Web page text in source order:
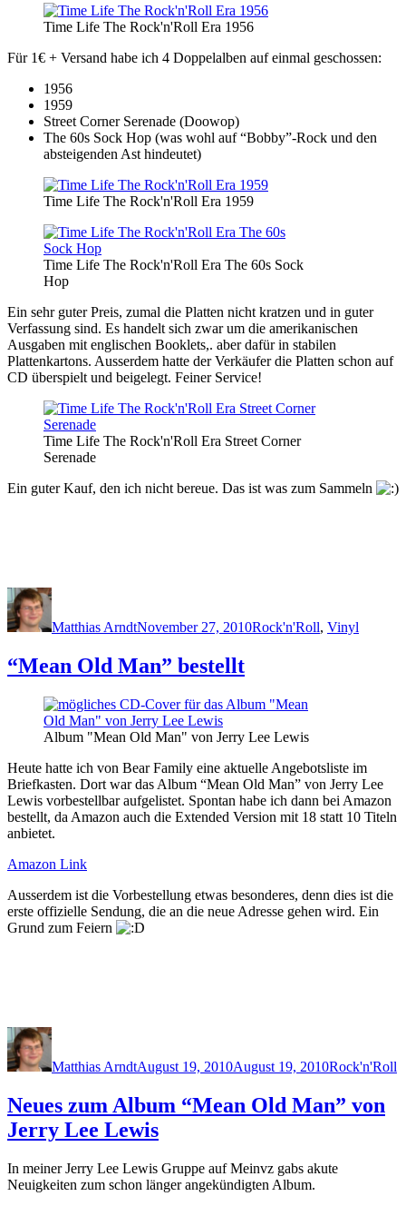
Time Life The Rock'n'Roll Era 1956
Für 1€ + Versand habe ich 4 Doppelalben auf einmal geschossen:
1956
1959
Street Corner Serenade (Doowop)
The 60s Sock Hop (was wohl auf “Bobby”-Rock und den
absteigenden Ast hindeutet)
Time Life The Rock'n'Roll Era 1959
Time Life The Rock'n'Roll Era The 60s Sock
Hop
Ein sehr guter Preis, zumal die Platten nicht kratzen und in guter
Verfassung sind. Es handelt sich zwar um die amerikanischen
Ausgaben mit englischen Booklets,. aber dafür in stabilen
Plattenkartons. Ausserdem hatte der Verkäufer die Platten schon auf
CD überspielt und beigelegt. Feiner Service!
Time Life The Rock'n'Roll Era Street Corner
Serenade
Ein guter Kauf, den ich nicht bereue. Das ist was zum Sammeln
Author
Matthias ArndtNovember 27, 2010Rock'n'Roll, Vinyl
“Mean Old Man” bestellt
Album "Mean Old Man" von Jerry Lee Lewis
Heute hatte ich von Bear Family eine aktuelle Angebotsliste im
Briefkasten. Dort war das Album “Mean Old Man” von Jerry Lee
Lewis vorbestellbar aufgelistet. Spontan habe ich dann bei Amazon
bestellt, da Amazon auch die Extended Version mit 18 statt 10 Titeln
anbietet.
Amazon Link
Ausserdem ist die Vorbestellung etwas besonderes, denn dies ist die
erste offizielle Sendung, die an die neue Adresse gehen wird. Ein
Grund zum Feiern
Author
Matthias ArndtAugust 19, 2010August 19, 2010Rock'n'Roll
Neues zum Album “Mean Old Man” von
Jerry Lee Lewis
In meiner Jerry Lee Lewis Gruppe auf Meinvz gabs akute
Neuigkeiten zum schon länger angekündigten Album.